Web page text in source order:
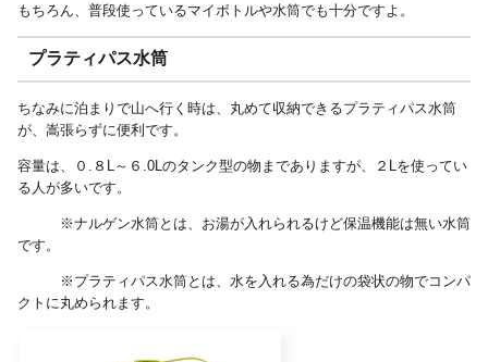
もちろん、普段使っているマイボトルや水筒でも十分ですよ。
プラティパス水筒
ちなみに泊まりで山へ行く時は、丸めて収納できるプラティパス水筒
が、嵩張らずに便利です。
容量は、０.８L～６.0Lのタンク型の物までありますが、２Lを使ってい
る人が多いです。
※ナルゲン水筒とは、お湯が入れられるけど保温機能は無い水筒
です。
※プラティパス水筒とは、水を入れる為だけの袋状の物でコンパ
クトに丸められます。